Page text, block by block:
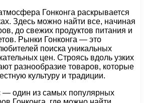
Гонконга раскрывается
Здесь можно найти все, начиная
до свежих продуктов питания и
Рынки Гонконга — это
поиска уникальных
цен. Строясь вдоль узких
разнообразие товаров, которые
культуру и традиции.
— один из самых популярных